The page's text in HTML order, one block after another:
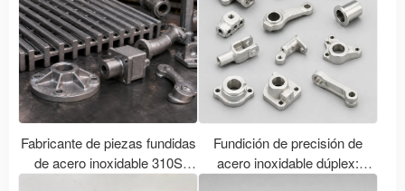
Fabricante de piezas fundidas
de acero inoxidable 310S
Fundición de precisión de
acero inoxidable dúplex: